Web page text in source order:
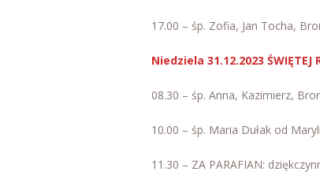
17.00 – śp. Zofia, Jan Tocha,
Niedziela 31.12.2023 ŚWIĘTEJ
08.30 – śp. Anna, Kazimierz,
10.00 – śp. Maria Dułak od
11.30 – ZA PARAFIAN: